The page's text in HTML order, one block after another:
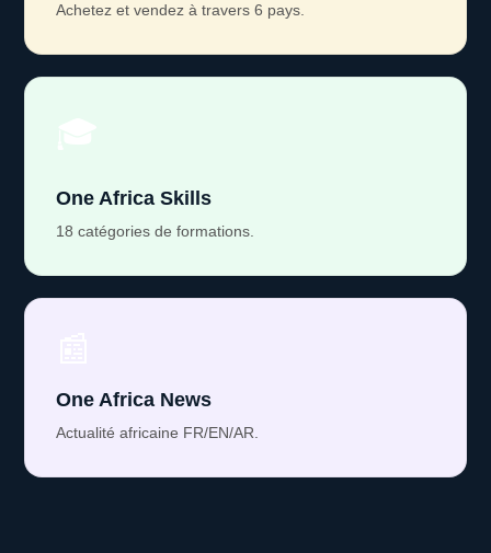
Achetez et vendez à travers 6 pays.
One Africa Skills
18 catégories de formations.
One Africa News
Actualité africaine FR/EN/AR.